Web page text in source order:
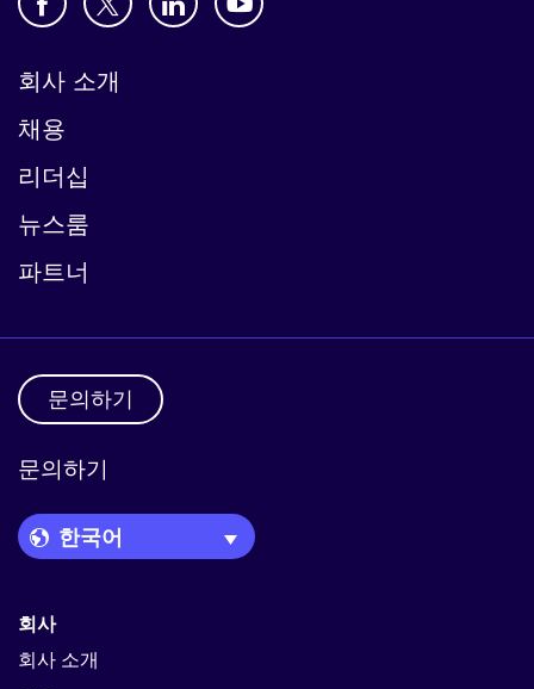
회사 소개
채용
리더십
뉴스룸
파트너
문의하기
문의하기
Language Picker
회사
회사 소개